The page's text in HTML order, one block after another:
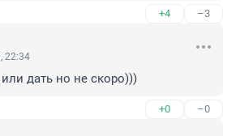
+4 –3
22:34
дать но не скоро)))
+0 –0